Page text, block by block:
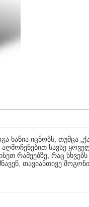
ხანია იცნობს, თუმცა
აღმოჩენებით სავსე
რამეებზე, რაც
თავიანთივე